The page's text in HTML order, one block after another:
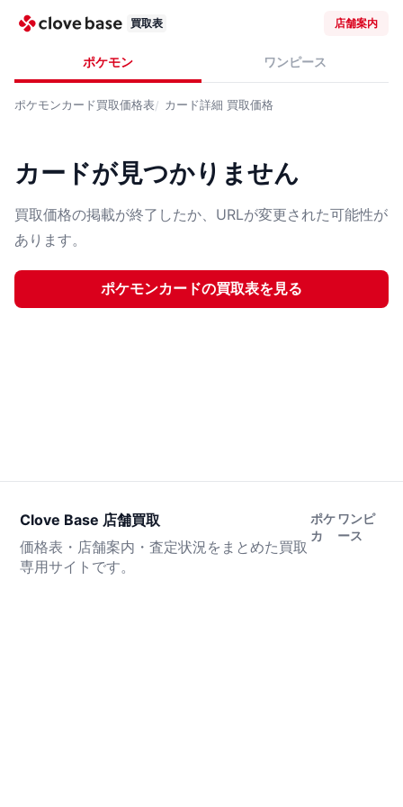
買取表 店舗案内
ポケモン ワンピース
ポケモンカード買取価格表 カード詳細 買取価格
カードが見つかりません
買取価格の掲載が終了したか、URLが変更された可能性が
あります。
ポケモンカードの買取表を見る
Clove Base 店舗買取
価格表・店舗案内・査定状況をまとめた買取
専用サイトです。
ポケ
カ
ワンピ
ース